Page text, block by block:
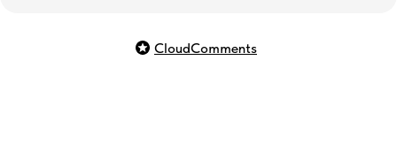
CloudComments